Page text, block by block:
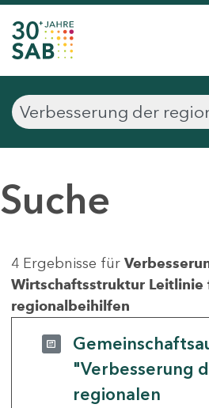
Suche
4 Ergebnisse für
Wirtschaftsstruktur Leitlinie
regionalbeihilfen
"Verbesserung
regionalen